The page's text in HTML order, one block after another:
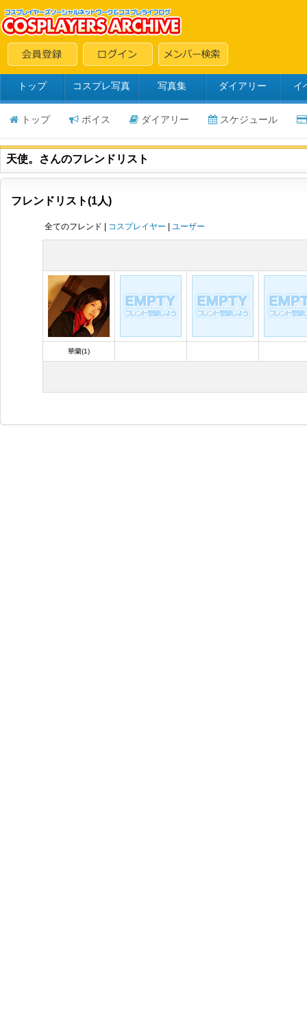
トップ コスプレ写真 写真集 ダイアリー イ
トップ ボイス ダイアリー スケジュール
天使。さんのフレンドリスト
フレンドリスト(1人)
全てのフレンド | コスプレイヤー ユーザー
華蘭(1)